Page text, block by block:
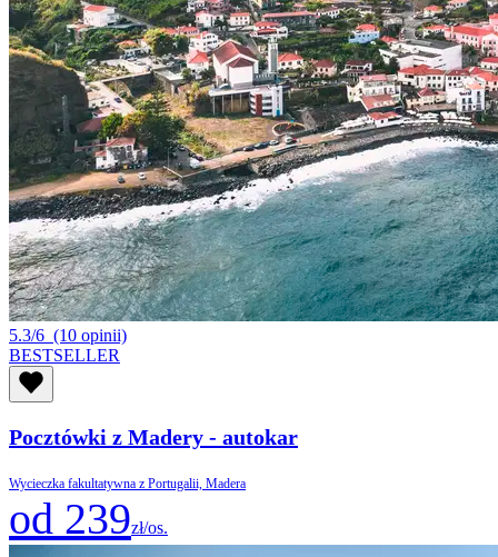
5.3/6 (10 opinii)
BESTSELLER
Pocztówki z Madery - autokar
Wycieczka fakultatywna z Portugalii, Madera
od 239zł/os.